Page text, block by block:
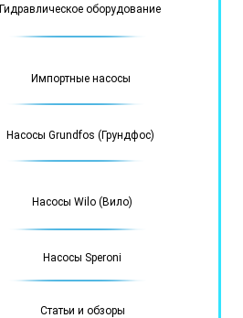
Гидравлическое оборудование
Импортные насосы
Насосы Grundfos (Грундфос)
Насосы Wilo (Вило)
Насосы Speroni
Статьи и обзоры